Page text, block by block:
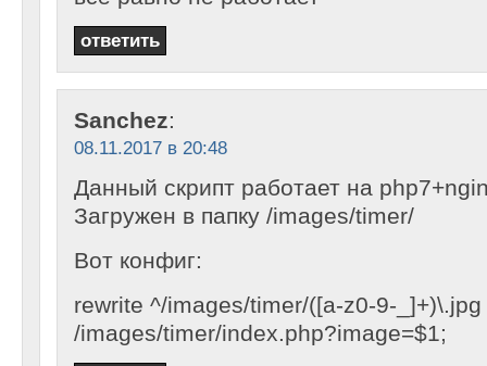
ответить
Sanchez:
08.11.2017 в 20:48
Данный скрипт работает на
Загружен в папку /images/timer/
Вот конфиг:
rewrite ^/images/timer/([a-z0-9-_]+)\.jpg
/images/timer/index.php?image=$1;